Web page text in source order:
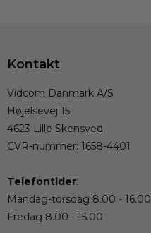
Kontakt
Vidcom Danmark A/S
Højelsevej 15
4623 Lille Skensved
CVR-nummer: 1658-4401
Telefontider:
Mandag-torsdag 8.00 - 16.00
Fredag 8.00 - 15.00